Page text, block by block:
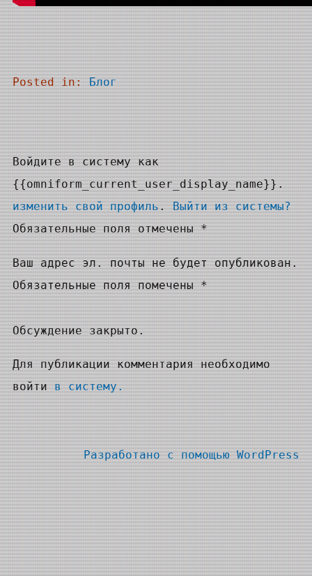
Posted in:Блог
Войдите в систему как
{{omniform_current_user_display_name}}.
изменить свой профиль.Выйти из системы?
Обязательные поля отмечены *
Ваш адрес эл. почты не будет опубликован.
Обязательные поля помечены *
Обсуждение закрыто.
Для публикации комментария необходимо
войтив систему.
Разработано с помощьюWordPress